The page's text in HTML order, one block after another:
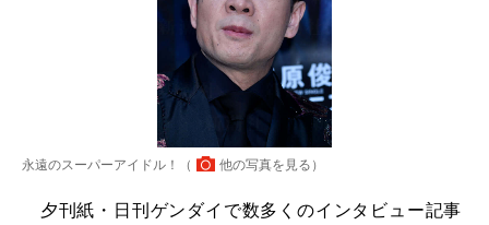
永遠のスーパーアイドル！（ 他の写真を見る ）
夕刊紙・日刊ゲンダイで数多くのインタビュー記事